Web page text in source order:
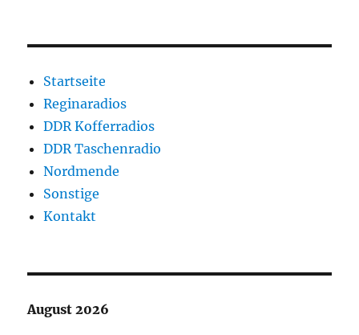
Startseite
Reginaradios
DDR Kofferradios
DDR Taschenradio
Nordmende
Sonstige
Kontakt
August 2026